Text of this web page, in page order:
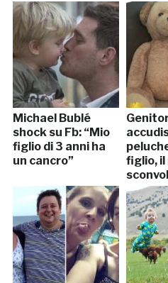
Michael Bublé
shock su Fb: “Mio
figlio di 3 anni ha
un cancro”
figlio, il